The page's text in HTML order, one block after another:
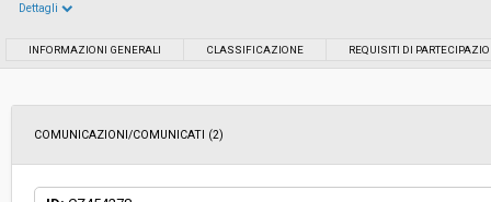
Servizi sociali:
Dettagli
INFORMAZIONI GENERALI CLASSIFICAZIONE REQUISITI DI
COMUNICAZIONI/COMUNICATI (2)